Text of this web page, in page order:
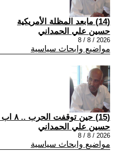
(14) مابعد المظلة الأمريكية
حسين علي الحمداني
2026 / 8 / 8
مواضيع وابحاث سياسية
(15) حين توقفت الحرب .. ٨ اب ١٩٨٨
حسين علي الحمداني
2026 / 8 / 8
مواضيع وابحاث سياسية